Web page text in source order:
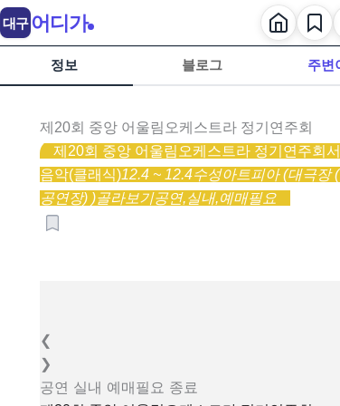
정보 블로그 주변
제20회 중앙 어울림오케스트라 정기연주회
제20회 중앙 어울림오케스트라 정기연주회
음악(클래식)12.4 ~ 12.4수성아트피아 (대극장
공연장) )골라보기공연,실내,예매필요
❮
❯
공연 실내 예매필요 종료
대구 어디가